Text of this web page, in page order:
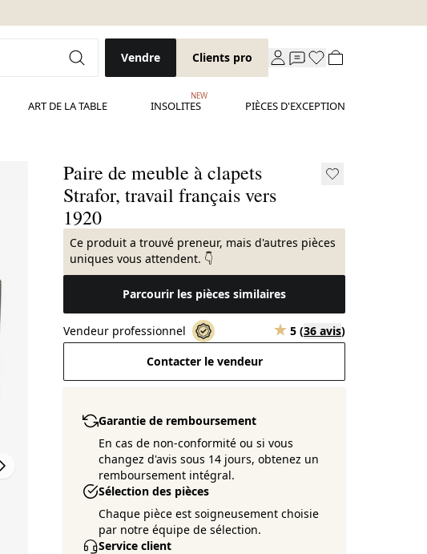
Vendre Clients pro
ART DE LA TABLE INSOLITES
NEW
PIÈCES D'EXCEPTION
Paire de meuble à clapets
Strafor, travail français vers
1920
Ce produit a trouvé preneur, mais d'autres pièces
uniques vous attendent. 👇
Parcourir les pièces similaires
Vendeur professionnel 5 (36 avis)
Contacter le vendeur
Garantie de remboursement
En cas de non-conformité ou si vous
changez d'avis sous 14 jours, obtenez un
remboursement intégral.
Sélection des pièces
Chaque pièce est soigneusement choisie
par notre équipe de sélection.
Service client